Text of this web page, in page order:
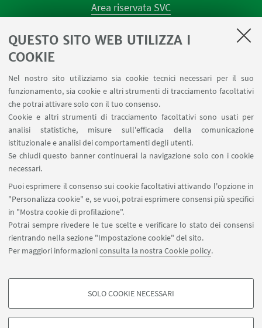
QUESTO SITO WEB UTILIZZA I
COOKIE
Nel nostro sito utilizziamo sia cookie tecnici necessari per il suo
funzionamento, sia cookie e altri strumenti di tracciamento facoltativi
che potrai attivare solo con il tuo consenso.
Cookie e altri strumenti di tracciamento facoltativi sono usati per
analisi statistiche, misure sull'efficacia della comunicazione
istituzionale e analisi dei comportamenti degli utenti.
Se chiudi questo banner continuerai la navigazione solo con i cookie
necessari.
Puoi esprimere il consenso sui cookie facoltativi attivando l'opzione in
"Personalizza cookie" e, se vuoi, potrai esprimere consensi più specifici
in "Mostra cookie di profilazione".
Potrai sempre rivedere le tue scelte e verificare lo stato dei consensi
rientrando nella sezione "Impostazione cookie" del sito.
Per maggiori informazioniconsulta la nostra Cookie policy.
COOKIE DI PROFILAZIONE - FACOLTATIVI
SOLO COOKIE NECESSARI
Area riservata SVC
Prenotazione spazi e Riunioni
Dismissione beni
Segnala un evento
SEGUI IL DIPARTIMENTO SU:
SEGUI UNIBO SU:
APP:
©Copyright 2026 - ALMA MATER STUDIORUM - Università di